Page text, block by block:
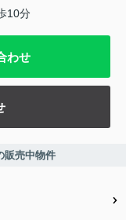
10分
わせ
売中物件